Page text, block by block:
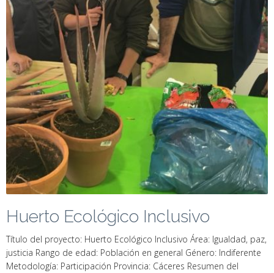
Huerto Ecológico Inclusivo
Título del proyecto: Huerto Ecológico Inclusivo Área: Igualdad, paz,
justicia Rango de edad: Población en general Género: Indiferente
Metodología: Participación Provincia: Cáceres Resumen del